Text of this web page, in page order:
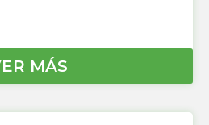
MÁS